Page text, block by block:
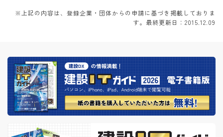
※上記の内容は、登録企業・団体からの申請に基づき掲載しておりま
す。最終更新日：2015.12.09